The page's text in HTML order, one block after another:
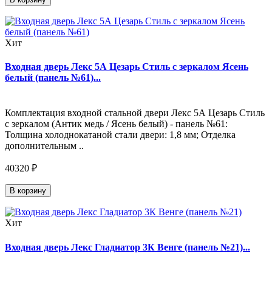
Хит
Входная дверь Лекс 5А Цезарь Стиль с зеркалом Ясень
белый (панель №61)...
Комплектация входной стальной двери Лекс 5А Цезарь Стиль
с зеркалом (Антик медь / Ясень белый) - панель №61:
Толщина холоднокатаной стали двери: 1,8 мм; Отделка
дополнительным ..
40320 ₽
В корзину
Хит
Входная дверь Лекс Гладиатор 3К Венге (панель №21)...